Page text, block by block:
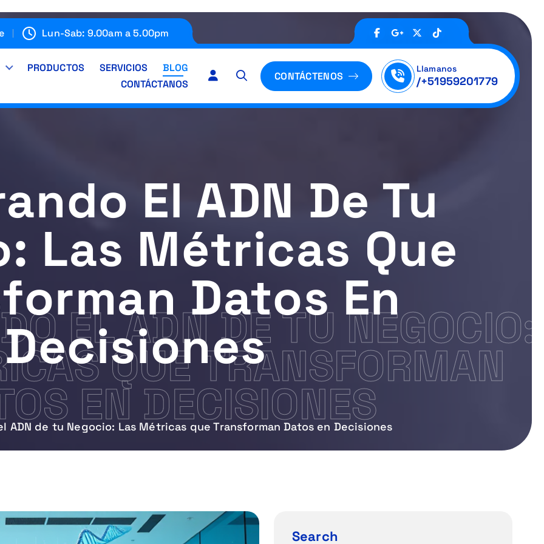
Lun-Sab: 9.00am a 5.00pm
PRODUCTOS SERVICIOS
BLOG
CONTÁCTANOS
CONTÁCTENOS
Llamanos
/+51959201779
EL ADN DE TU NEGOCIO:
QUE TRANSFORMAN
EN DECISIONES
El ADN De Tu
Las Métricas Que
Datos En
Decisiones
ADN de tu Negocio: Las Métricas que Transforman Datos en Decisiones
Search